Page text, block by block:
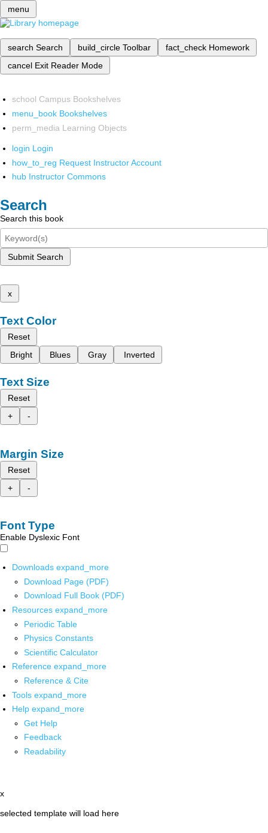
menu
search Search build_circle Toolbar fact_check Homework
cancel Exit Reader Mode
school Campus Bookshelves
menu_book Bookshelves
perm_media Learning Objects
login Login
how_to_reg Request Instructor Account
hub Instructor Commons
Search
Search this book
Submit Search
x
Text Color
Reset
Bright
Blues Gray Inverted
Text Size
Reset
+
-
Margin Size
Reset
+
-
Font Type
Enable Dyslexic Font
Downloads expand_more
Download Page (PDF)
Download Full Book (PDF)
Resources expand_more
Periodic Table
Physics Constants
Scientific Calculator
Reference expand_more
Reference & Cite
Tools expand_more
Help expand_more
Get Help
Feedback
Readability
x
selected template will load here